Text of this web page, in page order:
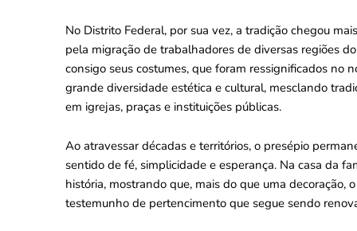
No Distrito Federal, por sua vez, a tradição chegou
pela migração de trabalhadores de diversas regiões
consigo seus costumes, que foram ressignificados no
grande diversidade estética e cultural, mesclando
em igrejas, praças e instituições públicas.
Ao atravessar décadas e territórios, o presépio
sentido de fé, simplicidade e esperança. Na casa da
história, mostrando que, mais do que uma
testemunho de pertencimento que segue sendo